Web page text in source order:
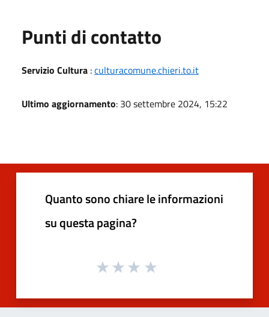
Punti di contatto
Servizio Cultura :culturacomune.chieri.to.it
Ultimo aggiornamento: 30 settembre 2024, 15:22
Quanto sono chiare le informazioni
su questa pagina?